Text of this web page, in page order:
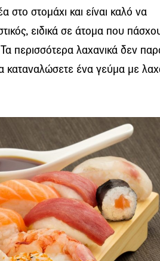
στομάχι και είναι καλό να
ειδικά σε άτομα που
περισσότερα λαχανικά δεν
καταναλώσετε ένα γεύμα με